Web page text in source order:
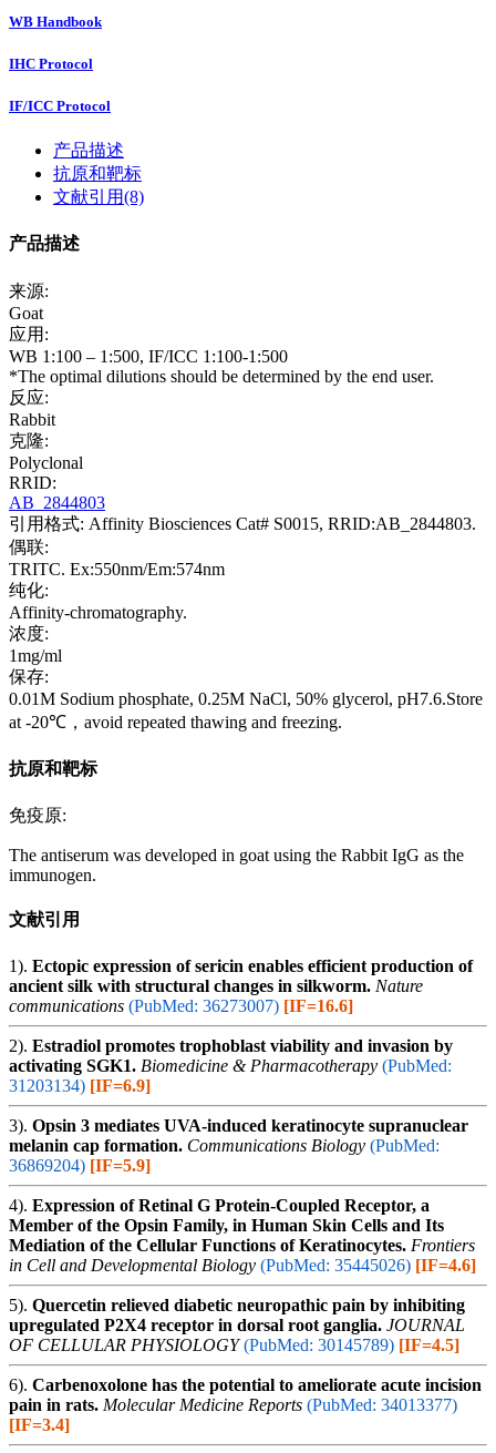
WB Handbook
IHC Protocol
IF/ICC Protocol
产品描述
抗原和靶标
文献引用(8)
产品描述
来源:
Goat
应用:
WB 1:100 – 1:500, IF/ICC 1:100-1:500
*The optimal dilutions should be determined by the end user.
反应:
Rabbit
克隆:
Polyclonal
RRID:
AB_2844803
引用格式: Affinity Biosciences Cat# S0015, RRID:AB_2844803.
偶联:
TRITC. Ex:550nm/Em:574nm
纯化:
Affinity-chromatography.
浓度:
1mg/ml
保存:
0.01M Sodium phosphate, 0.25M NaCl, 50% glycerol, pH7.6.Store
at -20℃，avoid repeated thawing and freezing.
抗原和靶标
免疫原:
The antiserum was developed in goat using the Rabbit IgG as the
immunogen.
文献引用
1). Ectopic expression of sericin enables efficient production of
ancient silk with structural changes in silkworm. Nature
communications (PubMed: 36273007) [IF=16.6]
2). Estradiol promotes trophoblast viability and invasion by
activating SGK1. Biomedicine & Pharmacotherapy (PubMed:
31203134) [IF=6.9]
3). Opsin 3 mediates UVA-induced keratinocyte supranuclear
melanin cap formation. Communications Biology (PubMed:
36869204) [IF=5.9]
4). Expression of Retinal G Protein-Coupled Receptor, a
Member of the Opsin Family, in Human Skin Cells and Its
Mediation of the Cellular Functions of Keratinocytes. Frontiers
in Cell and Developmental Biology (PubMed: 35445026) [IF=4.6]
5). Quercetin relieved diabetic neuropathic pain by inhibiting
upregulated P2X4 receptor in dorsal root ganglia. JOURNAL
OF CELLULAR PHYSIOLOGY (PubMed: 30145789) [IF=4.5]
6). Carbenoxolone has the potential to ameliorate acute incision
pain in rats. Molecular Medicine Reports (PubMed: 34013377)
[IF=3.4]